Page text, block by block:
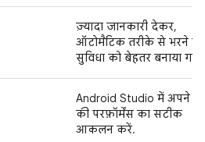
ज़्यादा जानकारी देकर,
ऑटोमैटिक तरीके से भरने की
सुविधा को बेहतर बनाया
Android Studio में अपने
की परफ़ॉर्मेंस का सटीक
आकलन करें.